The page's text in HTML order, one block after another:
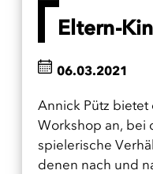
Eltern-
Annick Pütz bietet
Workshop an, bei
spielerische
denen nach und
06.03.2021